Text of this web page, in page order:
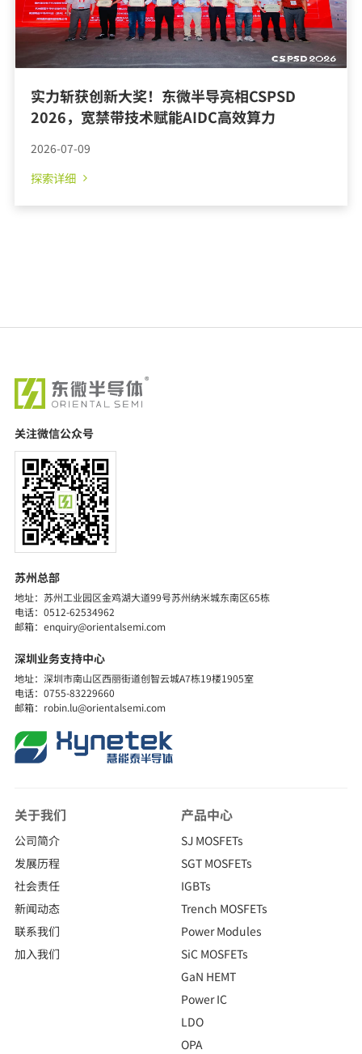
探索详细
实力斩获创新大奖！东微半导亮相CSPSD
2026，宽禁带技术赋能AIDC高效算力
2026-07-09
探索详细
关注微信公众号
苏州总部
地址：苏州工业园区金鸡湖大道99号苏州纳米城东南区65栋
电话：0512-62534962
邮箱：enquiry@orientalsemi.com
深圳业务支持中心
地址：深圳市南山区西丽街道创智云城A7栋19楼1905室
电话：0755-83229660
邮箱：robin.lu@orientalsemi.com
关于我们
公司简介
发展历程
社会责任
新闻动态
联系我们
加入我们
产品中心
SJ MOSFETs
SGT MOSFETs
IGBTs
Trench MOSFETs
Power Modules
SiC MOSFETs
GaN HEMT
Power IC
LDO
OPA